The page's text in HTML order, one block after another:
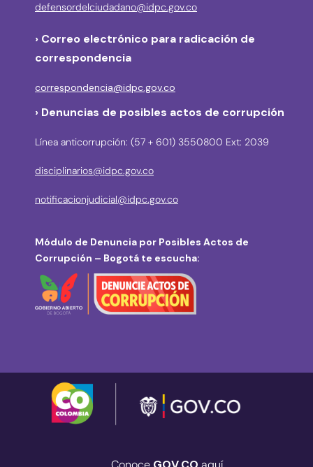
defensordelciudadano@idpc.gov.co
› Correo electrónico para radicación de
correspondencia
correspondencia@idpc.gov.co
› Denuncias de posibles actos de corrupción
Línea anticorrupción: (57 + 601) 3550800 Ext: 2039
disciplinarios@idpc.gov.co
notificacionjudicial@idpc.gov.co
Módulo de Denuncia por Posibles Actos de
Corrupción – Bogotá te escucha: